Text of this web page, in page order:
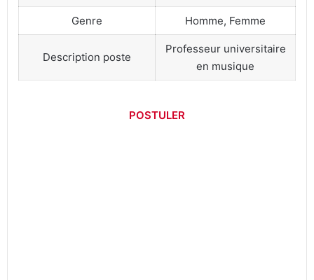
Genre Homme, Femme
Description poste
Professeur universitaire
en musique
POSTULER